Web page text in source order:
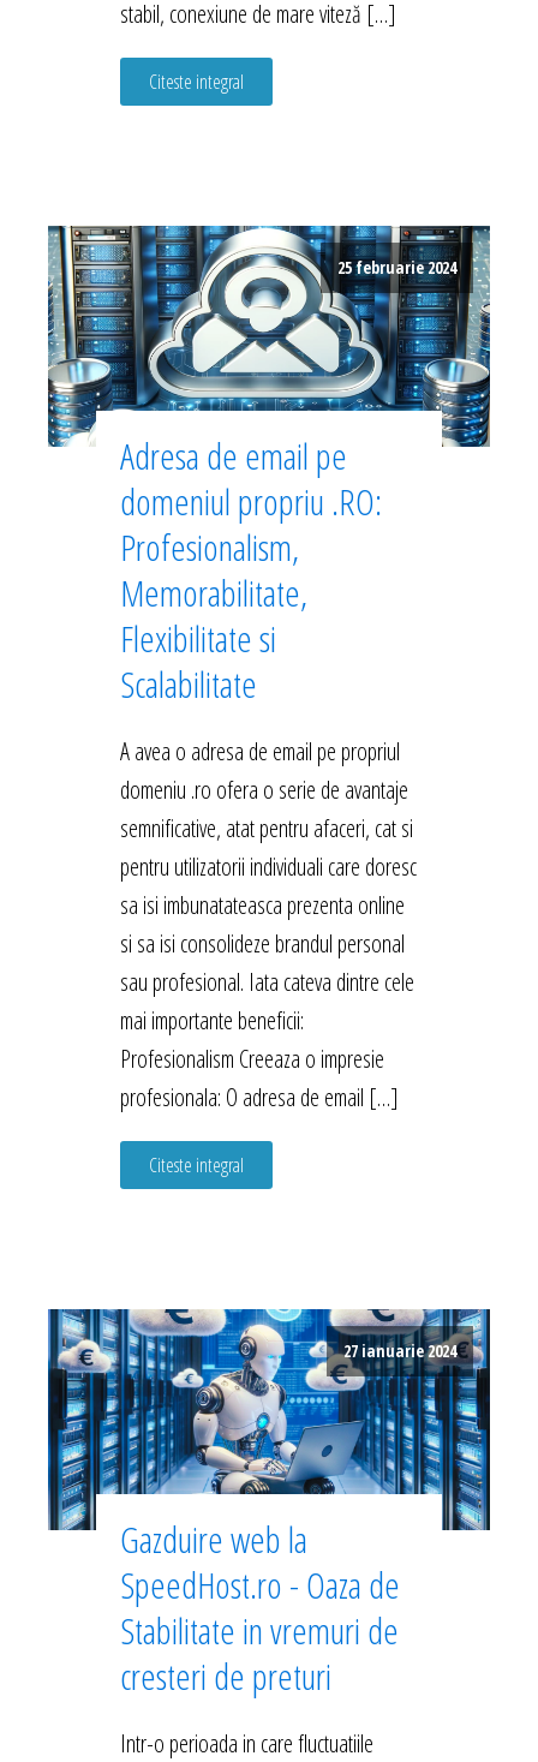
stabil, conexiune de mare viteză […]
Citeste integral
25 februarie 2024
Adresa de email pe
domeniul propriu .RO:
Profesionalism,
Memorabilitate,
Flexibilitate si
Scalabilitate
A avea o adresa de email pe propriul
domeniu .ro ofera o serie de avantaje
semnificative, atat pentru afaceri, cat si
pentru utilizatorii individuali care doresc
sa isi imbunatateasca prezenta online
si sa isi consolideze brandul personal
sau profesional. Iata cateva dintre cele
mai importante beneficii:
Profesionalism Creeaza o impresie
profesionala: O adresa de email […]
Citeste integral
27 ianuarie 2024
Gazduire web la
SpeedHost.ro - Oaza de
Stabilitate in vremuri de
cresteri de preturi
Intr-o perioada in care fluctuatiile